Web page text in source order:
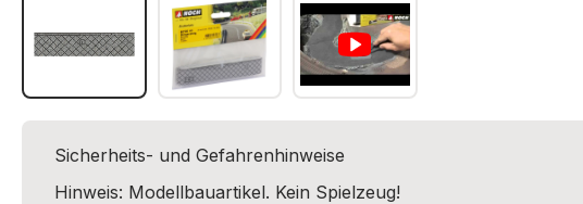
Sicherheits- und Gefahrenhinweise
Hinweis: Modellbauartikel. Kein Spielzeug!